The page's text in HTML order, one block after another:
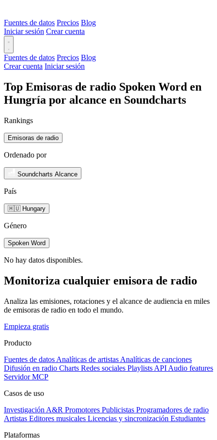
Fuentes de datos Precios Blog
Iniciar sesión Crear cuenta
Fuentes de datos Precios Blog
Crear cuenta Iniciar sesión
Top Emisoras de radio Spoken Word en
Hungría por alcance en Soundcharts
Rankings
Emisoras de radio
Ordenado por
Soundcharts Alcance
País
🇭🇺 Hungary
Género
Spoken Word
No hay datos disponibles.
Monitoriza cualquier emisora de radio
Analiza las emisiones, rotaciones y el alcance de audiencia en miles
de emisoras de radio en todo el mundo.
Empieza gratis
Producto
Fuentes de datos Analíticas de artistas Analíticas de canciones
Difusión en radio Charts Redes sociales Playlists API Audio features
Servidor MCP
Casos de uso
Investigación A&R Promotores Publicistas Programadores de radio
Artistas Editores musicales Licencias y sincronización Estudiantes
Plataformas